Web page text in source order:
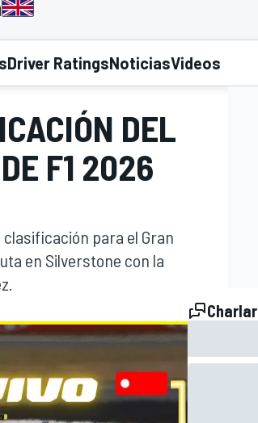
Driver RatingsNoticiasVideos
DEL
F1 2026
clasificación para el Gran
en Silverstone con la
Charlar